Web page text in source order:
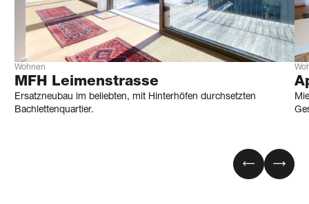
Wohnen
MFH Leimenstrasse
Ersatzneubau im beliebten, mit Hinterhöfen durchsetzten
Bachlettenquartier.